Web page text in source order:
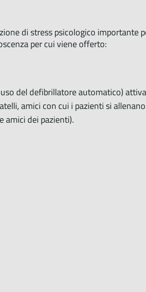
di stress psicologico importante
per cui viene offerto:
del defibrillatore automatico)
amici con cui i pazienti si
amici dei pazienti).